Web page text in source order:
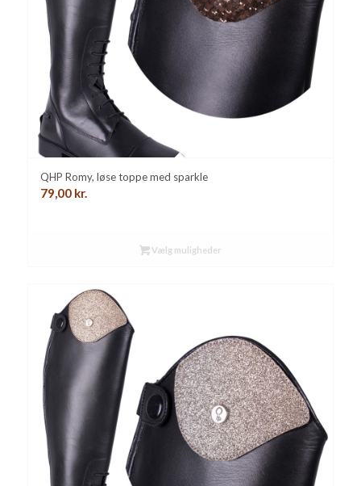
QHP Romy, løse toppe med sparkle
79,00 kr.
Vælg muligheder